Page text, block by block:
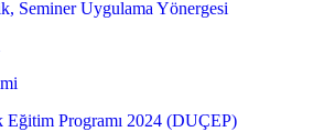
Seminer Uygulama Yönergesi
Eğitim Programı 2024 (DUÇEP)